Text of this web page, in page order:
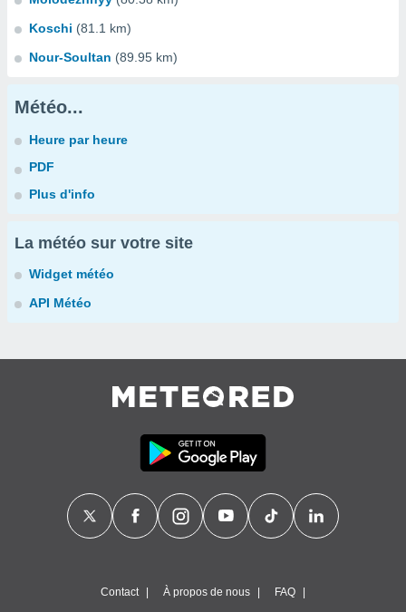
Koschi (81.1 km)
Nour-Soultan (89.95 km)
Météo...
Heure par heure
PDF
Plus d'info
La météo sur votre site
Widget météo
API Météo
Contact À propos de nous FAQ